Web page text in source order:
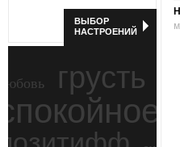
ВЫБОР
НАСТРОЕНИЙ
грусть